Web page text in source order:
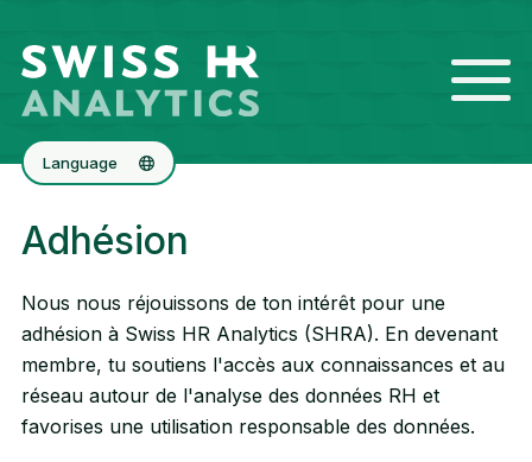
Language
English
Adhésion
Nous nous réjouissons de ton intérêt pour une
adhésion à Swiss HR Analytics (SHRA). En devenant
membre, tu soutiens l'accès aux connaissances et au
réseau autour de l'analyse des données RH et
favorises une utilisation responsable des données.